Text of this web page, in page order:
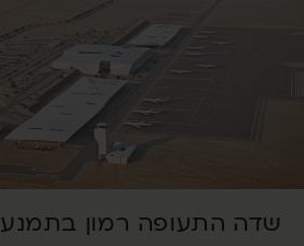
שדה התעופה רמון בתמנע